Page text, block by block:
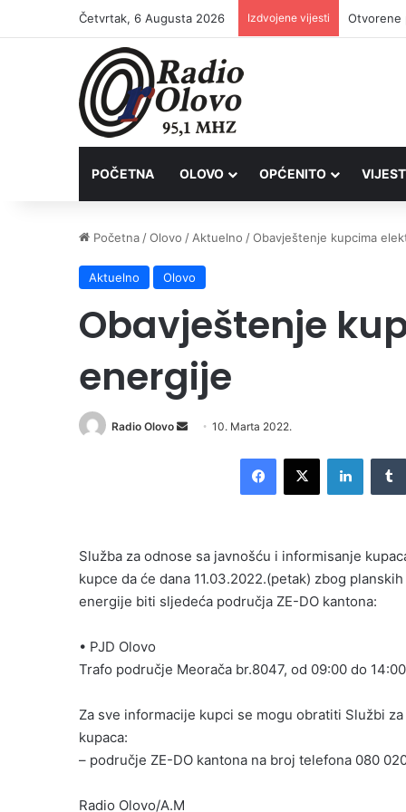
Četvrtak, 6 Augusta 2026 Izdvojene vijesti Lovačkim
POČETNA OLOVO OPĆENITO
Početna /Olovo / Aktuelno /Obavještenje kupcima
Aktuelno Olovo
Obavještenje
energije
Radio Olovo
Send10. Marta 2022.
Facebook
X LinkedIn
Služba za odnose sa javnošću i informisanje
kupce da će dana 11.03.2022.(petak) zbog
energije biti sljedeća područja ZE-DO kantona:
• PJD Olovo
Trafo područje Meorača br.8047, od 09:00 do
Za sve informacije kupci se mogu obratiti Službi
kupaca:
– područje ZE-DO kantona na broj telefona 080
Radio Olovo/A.M